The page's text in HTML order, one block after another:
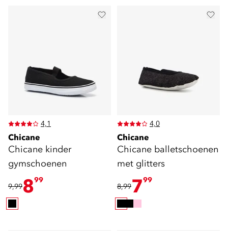
4,1
Chicane
Chicane kinder
gymschoenen
9,99899
4,0
Chicane
Chicane balletschoenen
met glitters
8,99799